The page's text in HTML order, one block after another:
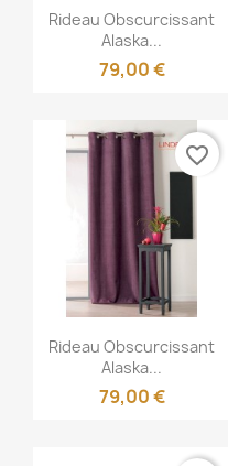
Aperçu rapide
Rideau Obscurcissant
Alaska...
79,00 €
Aperçu rapide
Rideau Obscurcissant
Alaska...
79,00 €
favorite_border